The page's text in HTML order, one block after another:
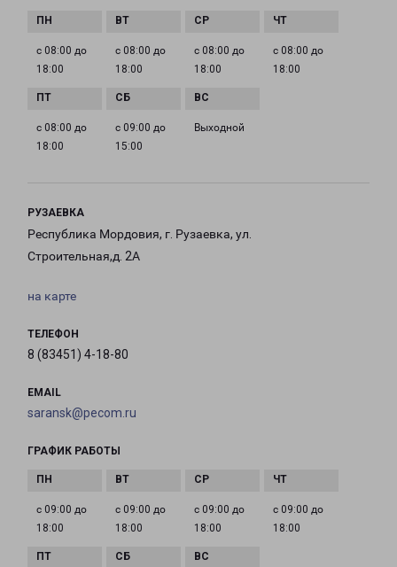
с 08:00 до
18:00
с 08:00 до
18:00
с 08:00 до
18:00
с 08:00 до
18:00
с 08:00 до
18:00
с 09:00 до
15:00
Выходной
РУЗАЕВКА
Республика Мордовия, г. Рузаевка, ул.
Строительная,д. 2А
на карте
ТЕЛЕФОН
8 (83451) 4-18-80
EMAIL
saransk@pecom.ru
ГРАФИК РАБОТЫ
с 09:00 до
18:00
с 09:00 до
18:00
с 09:00 до
18:00
с 09:00 до
18:00